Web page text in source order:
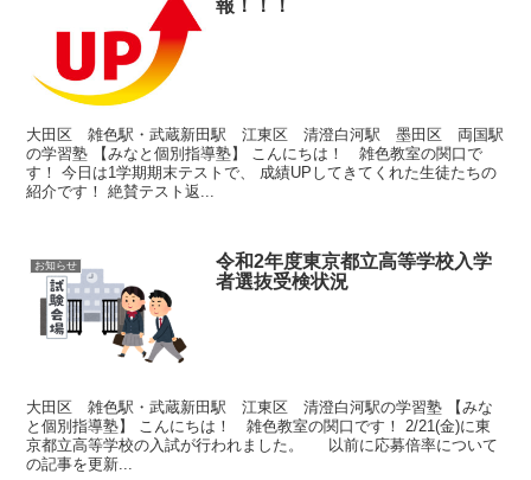
報！！！
大田区 雑色駅・武蔵新田駅 江東区 清澄白河駅 墨田区 両国駅
の学習塾 【みなと個別指導塾】 こんにちは！ 雑色教室の関口で
す！ 今日は1学期期末テストで、 成績UPしてきてくれた生徒たちの
紹介です！ 絶賛テスト返...
お知らせ
令和2年度東京都立高等学校入学
者選抜受検状況
大田区 雑色駅・武蔵新田駅 江東区 清澄白河駅の学習塾 【みな
と個別指導塾】 こんにちは！ 雑色教室の関口です！ 2/21(金)に東
京都立高等学校の入試が行われました。 以前に応募倍率について
の記事を更新...